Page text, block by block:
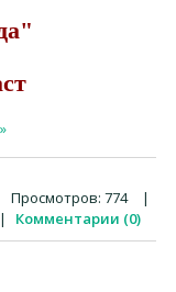
Просмотров: 774
|
| Комментарии (0)